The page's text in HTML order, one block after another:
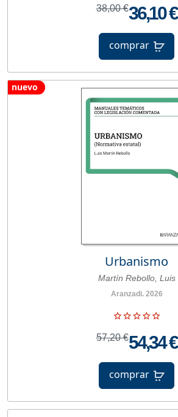
38,00 €36,10 €
comprar
nuevo
Urbanismo
Martín Rebollo, Luis
Aranzadi. 2026
57,20 €54,34 €
comprar